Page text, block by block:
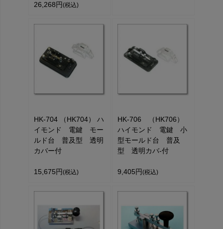
26,268円 (税込)
HK-704 （HK704） ハ
イモンド 電鍵 モー
ルド台 普及型 透明
カバー付
15,675円 (税込)
HK-706 （HK706）
ハイモンド 電鍵 小
型モールド台 普及
型 透明カバ-付
9,405円 (税込)